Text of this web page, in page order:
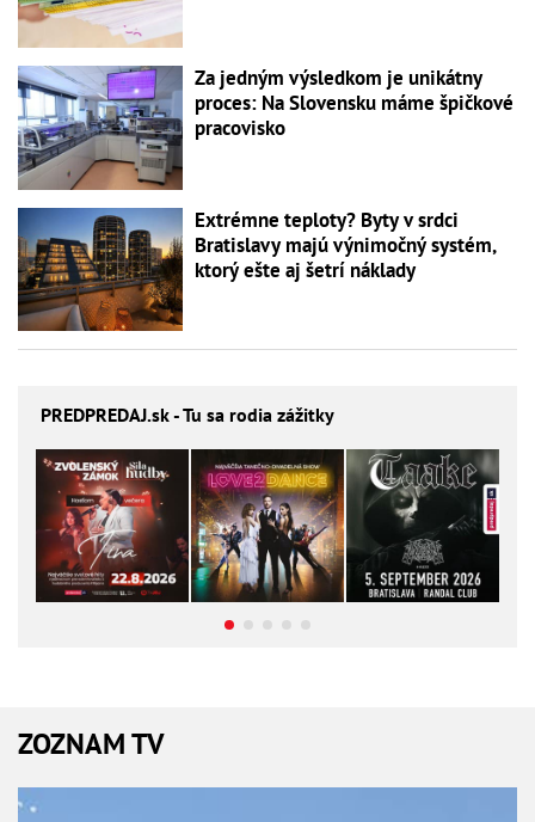
Za jedným výsledkom je unikátny
proces: Na Slovensku máme špičkové
pracovisko
Extrémne teploty? Byty v srdci
Bratislavy majú výnimočný systém,
ktorý ešte aj šetrí náklady
PREDPREDAJ.sk - Tu sa rodia zážitky
ZOZNAM TV